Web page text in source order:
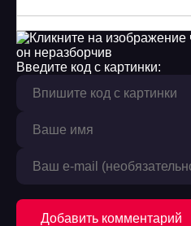
Введите код с картинки:
Добавить комментарий